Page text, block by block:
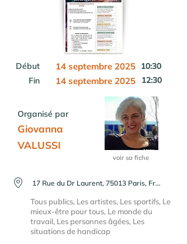
Début 14 septembre 2025 10:30
Fin
14 septembre 2025 12:30
Organisé par
Giovanna
VALUSSI
voir sa fiche
17 Rue du Dr Laurent, 75013 Paris, France
Tous publics, Les artistes, Les sportifs, Le
mieux-être pour tous, Le monde du
travail, Les personnes âgées, Les
situations de handicap